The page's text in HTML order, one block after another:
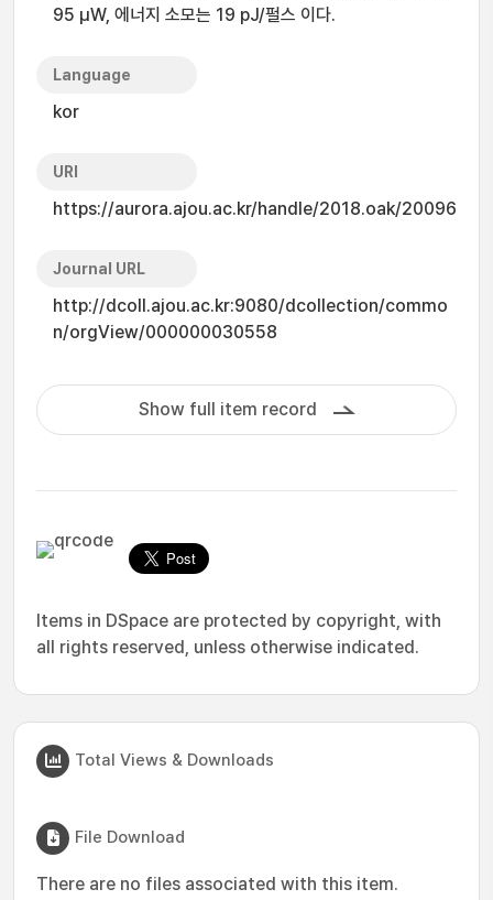
95 μW, 에너지 소모는 19 pJ/펄스 이다.
Language
kor
URI
https://aurora.ajou.ac.kr/handle/2018.oak/20096
Journal URL
http://dcoll.ajou.ac.kr:9080/dcollection/commo
n/orgView/000000030558
Show full item record
Items in DSpace are protected by copyright, with
all rights reserved, unless otherwise indicated.
Total Views & Downloads
File Download
There are no files associated with this item.